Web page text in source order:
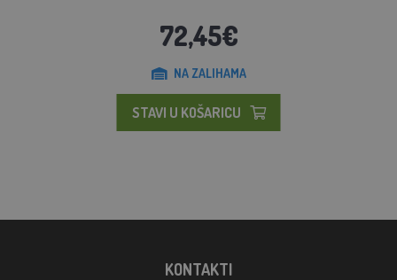
72,45€
NA ZALIHAMA
STAVI U KOŠARICU
KONTAKTI